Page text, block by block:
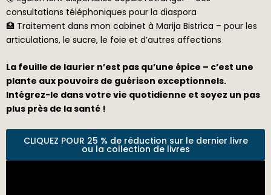
consultations téléphoniques pour la diaspora
🏥 Traitement dans mon cabinet à Marija Bistrica – pour les
articulations, le sucre, le foie et d’autres affections
La feuille de laurier n’est pas qu’une épice – c’est une
plante aux pouvoirs de guérison exceptionnels.
Intégrez-le dans votre vie quotidienne et soyez un pas
plus près de la santé !
CLIQUEZ POUR 25 % de réduction sur le dernier livre
ou la collection de livres